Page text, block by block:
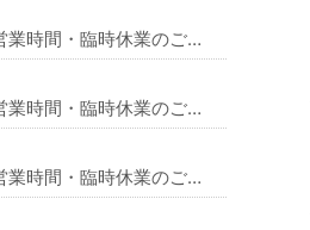
業時間・臨時休業のご…
業時間・臨時休業のご…
業時間・臨時休業のご…